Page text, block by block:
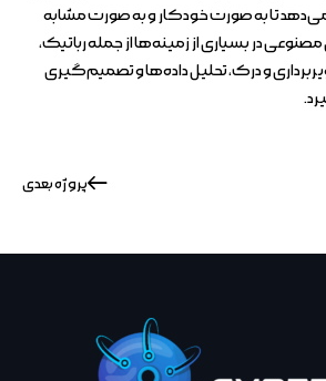
تا به صورت خودکار و به صورت مشابه
در بسیاری از زمینه‌ها از جمله رباتیک،
و درک، تحلیل داده‌ها و تصمیم‌گیری
پروژه بعدی